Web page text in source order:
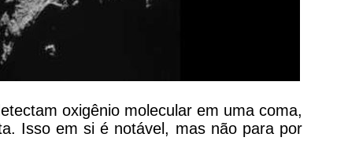
oxigênio molecular em uma coma,
Isso em si é notável, mas não para por